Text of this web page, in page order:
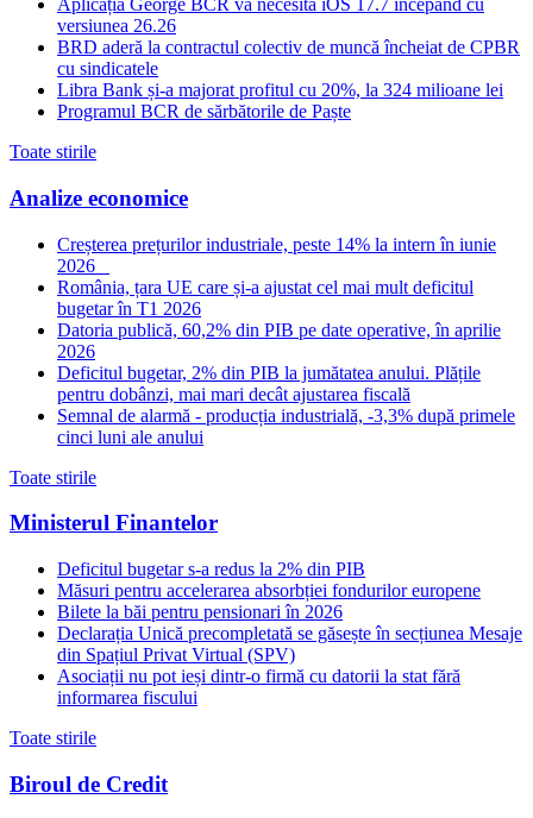
Aplicația George BCR va necesita iOS 17.7 începând cu
versiunea 26.26
BRD aderă la contractul colectiv de muncă încheiat de CPBR
cu sindicatele
Libra Bank și-a majorat profitul cu 20%, la 324 milioane lei
Programul BCR de sărbătorile de Paște
Toate stirile
Analize economice
Creșterea prețurilor industriale, peste 14% la intern în iunie
2026
România, țara UE care și-a ajustat cel mai mult deficitul
bugetar în T1 2026
Datoria publică, 60,2% din PIB pe date operative, în aprilie
2026
Deficitul bugetar, 2% din PIB la jumătatea anului. Plățile
pentru dobânzi, mai mari decât ajustarea fiscală
Semnal de alarmă - producția industrială, -3,3% după primele
cinci luni ale anului
Toate stirile
Ministerul Finantelor
Deficitul bugetar s-a redus la 2% din PIB
Măsuri pentru accelerarea absorbției fondurilor europene
Bilete la băi pentru pensionari în 2026
Declarația Unică precompletată se găsește în secțiunea Mesaje
din Spațiul Privat Virtual (SPV)
Asociații nu pot ieși dintr-o firmă cu datorii la stat fără
informarea fiscului
Toate stirile
Biroul de Credit